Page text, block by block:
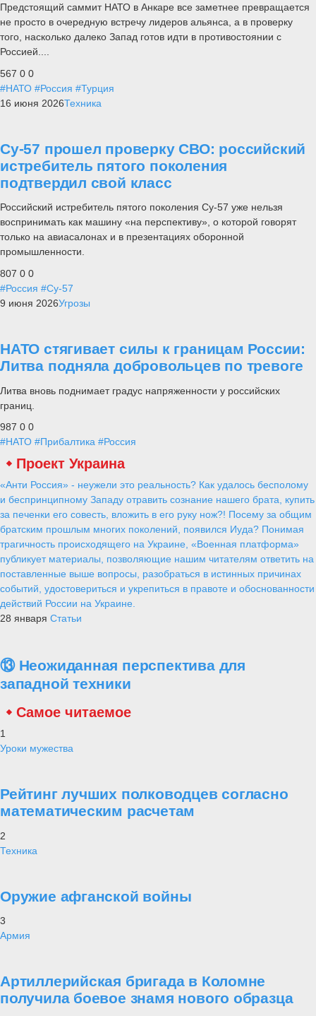
Предстоящий саммит НАТО в Анкаре все заметнее превращается
не просто в очередную встречу лидеров альянса, а в проверку
того, насколько далеко Запад готов идти в противостоянии с
Россией....
567 0 0
#НАТО #Россия #Турция
16 июня 2026Техника
Су-57 прошел проверку СВО: российский
истребитель пятого поколения
подтвердил свой класс
Российский истребитель пятого поколения Су-57 уже нельзя
воспринимать как машину «на перспективу», о которой говорят
только на авиасалонах и в презентациях оборонной
промышленности.
807 0 0
#Россия #Су-57
9 июня 2026Угрозы
НАТО стягивает силы к границам России:
Литва подняла добровольцев по тревоге
Литва вновь поднимает градус напряженности у российских
границ.
987 0 0
#НАТО #Прибалтика #Россия
Проект Украина
«Анти Россия» - неужели это реальность? Как удалось бесполому
и беспринципному Западу отравить сознание нашего брата, купить
за печенки его совесть, вложить в его руку нож?! Посему за общим
братским прошлым многих поколений, появился Иуда? Понимая
трагичность происходящего на Украине, «Военная платформа»
публикует материалы, позволяющие нашим читателям ответить на
поставленные выше вопросы, разобраться в истинных причинах
событий, удостовериться и укрепиться в правоте и обоснованности
действий России на Украине.
28 января Статьи
⑬ Неожиданная перспектива для
западной техники
Самое читаемое
1
Уроки мужества
Рейтинг лучших полководцев согласно
математическим расчетам
2
Техника
Оружие афганской войны
3
Армия
Артиллерийская бригада в Коломне
получила боевое знамя нового образца